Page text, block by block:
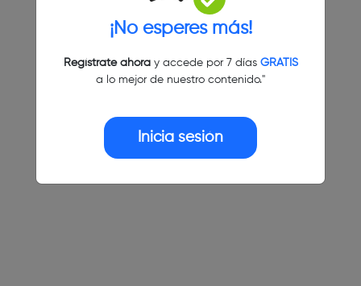
¡No esperes más!
Regístrate ahoray accede por 7 días GRATIS
a lo mejor de nuestro contenido."
Inicia sesión